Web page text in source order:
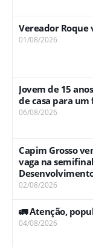
Vereador Roque
01/08/2026
Jovem de 15
de casa para um
06/08/2026
Capim Grosso
vaga na
02/08/2026
🚛 Atenção,
04/08/2026